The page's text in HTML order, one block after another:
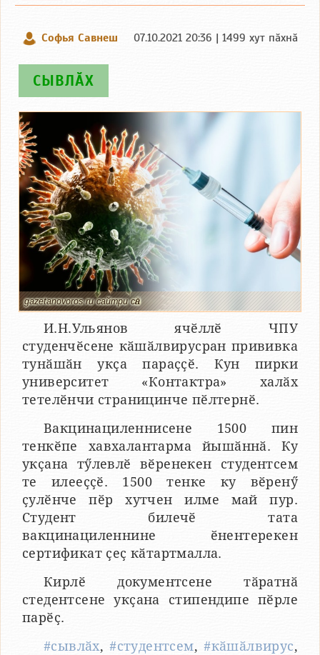
Софья Савнеш 07.10.2021 20:36 | 1499 хут пӑхнӑ
СЫВЛӐХ
gazetanovoros.ru сайтри сӑн
И.Н.Ульянов ячӗллӗ ЧПУ
студенчӗсене кӑшӑлвирусран прививка
тунӑшӑн укҫа параҫҫӗ. Кун пирки
университет «Контактра» халӑх
тетелӗнчи страницинче пӗлтернӗ.
Вакцинациленнисене 1500 пин
тенкӗпе хавхалантарма йышӑннӑ. Ку
укҫана тӳлевлӗ вӗренекен студентсем
те илееҫҫӗ. 1500 тенке ку вӗренӳ
ҫулӗнче пӗр хутчен илме май пур.
Студент билечӗ тата
вакцинациленнине ӗнентерекен
сертификат ҫеҫ кӑтартмалла.
Кирлӗ документсене тӑратнӑ
стедентсене укҫана стипендипе пӗрле
парӗҫ.
#сывлӑх,#студентсем,#кӑшӑлвирус,